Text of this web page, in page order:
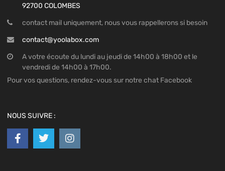
92700 COLOMBES
contact mail uniquement, nous vous rappellerons si besoin
contact@yoolabox.com
A votre écoute du lundi au jeudi de 14h00 à 18h00 et le
vendredi de 14h00 à 17h00.
Pour vos questions, rendez-vous sur notre chat Facebook
NOUS SUIVRE :